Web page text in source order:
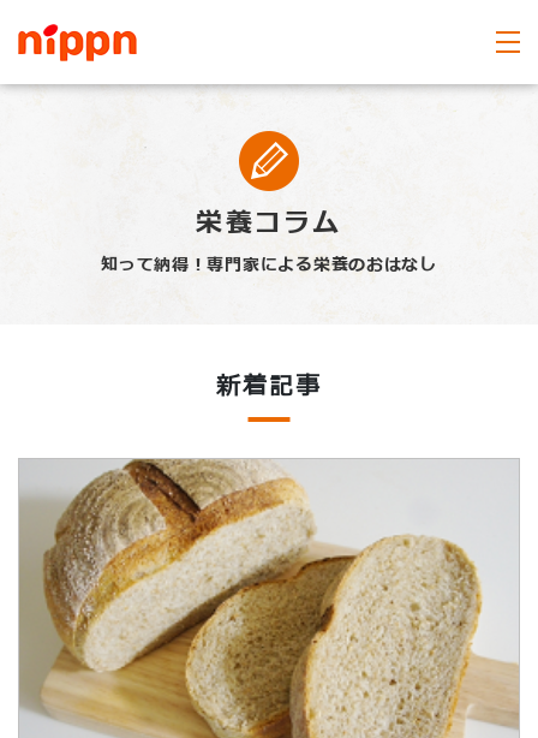
栄養コラム
知って納得！専門家による栄養のおはなし
新着記事